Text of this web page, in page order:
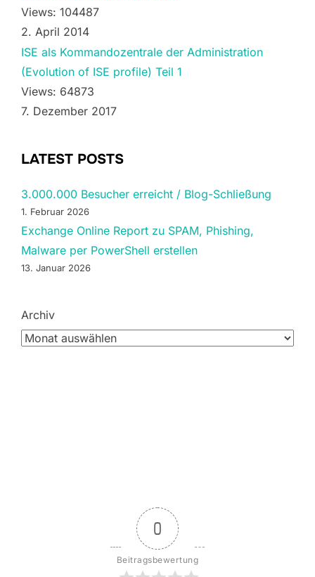
Views: 104487
2. April 2014
ISE als Kommandozentrale der Administration
(Evolution of ISE profile) Teil 1
Views: 64873
7. Dezember 2017
LATEST POSTS
3.000.000 Besucher erreicht / Blog-Schließung
1. Februar 2026
Exchange Online Report zu SPAM, Phishing,
Malware per PowerShell erstellen
13. Januar 2026
Archiv
0
Beitragsbewertung